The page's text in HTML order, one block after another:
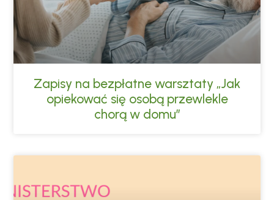
Zapisy na bezpłatne warsztaty „Jak
opiekować się osobą przewlekle
chorą w domu”